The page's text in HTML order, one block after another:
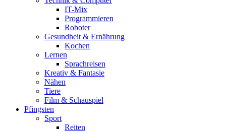
IT-Mix
Programmieren
Roboter
Gesundheit & Ernährung
Kochen
Lernen
Sprachreisen
Kreativ & Fantasie
Nähen
Tiere
Film & Schauspiel
Pfingsten
Sport
Reiten